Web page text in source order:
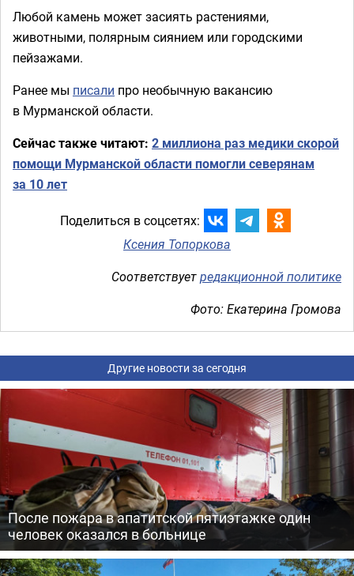
Любой камень может засиять растениями,
животными, полярным сиянием или городскими
пейзажами.
Ранее мы писали про необычную вакансию
в Мурманской области.
Сейчас также читают: 2 миллиона раз медики скорой
помощи Мурманской области помогли северянам
за 10 лет
Поделиться в соцсетях:
Ксения Топоркова
Соответствуетредакционной политике
Фото: Екатерина Громова
Другие новости за сегодня
После пожара в апатитской пятиэтажке один
человек оказался в больнице